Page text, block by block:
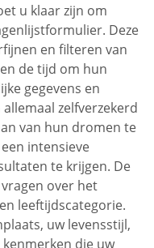
u klaar zijn om
Deze
en filteren van
de tijd om hun
gegevens en
zelfverzekerd
van hun dromen te
intensieve
te krijgen. De
over het
leeftijdscategorie.
uw levensstijl,
die uw